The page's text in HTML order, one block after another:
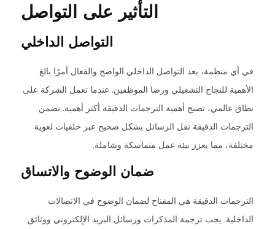
التأثير على التواصل
التواصل الداخلي
في أي منظمة، يعد التواصل الداخلي الواضح والفعال أمرًا بالغ
الأهمية للنجاح التشغيلي ورضا الموظفين. عندما تعمل الشركة على
نطاق عالمي، تصبح أهمية الترجمات الدقيقة أكثر أهمية. تضمن
الترجمات الدقيقة نقل الرسائل بشكل صحيح عبر خلفيات لغوية
مختلفة، مما يعزز بيئة عمل متماسكة وشاملة.
ضمان الوضوح والاتساق
الترجمات الدقيقة هي المفتاح لضمان الوضوح في الاتصالات
الداخلية. يجب ترجمة المذكرات ورسائل البريد الإلكتروني ووثائق